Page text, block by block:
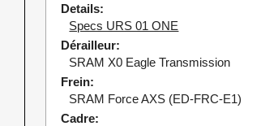
Details
Specs URS 01 ONE
Dérailleur
SRAM X0 Eagle Transmission
Frein
SRAM Force AXS (ED-FRC-E1)
Cadre